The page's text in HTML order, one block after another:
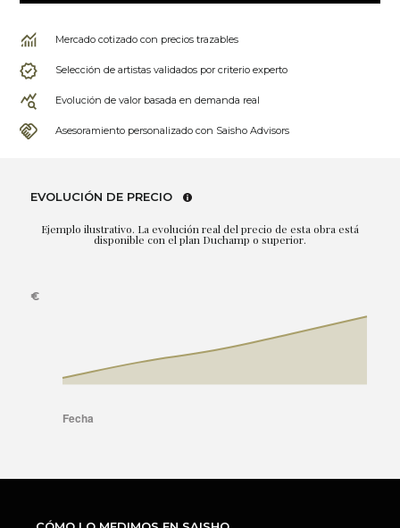
Mercado cotizado con precios trazables
Selección de artistas validados por criterio experto
Evolución de valor basada en demanda real
Asesoramiento personalizado con Saisho Advisors
EVOLUCIÓN DE PRECIO
Ejemplo ilustrativo. La evolución real del precio de esta obra está
disponible con el plan Duchamp o superior.